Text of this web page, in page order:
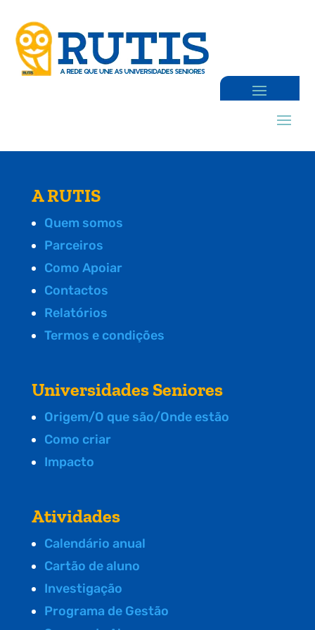
A RUTIS
Quem somos
Parceiros
Como Apoiar
Contactos
Relatórios
Termos e condições
Universidades Seniores
Origem/O que são/Onde estão
Como criar
Impacto
Atividades
Calendário anual
Cartão de aluno
Investigação
Programa de Gestão